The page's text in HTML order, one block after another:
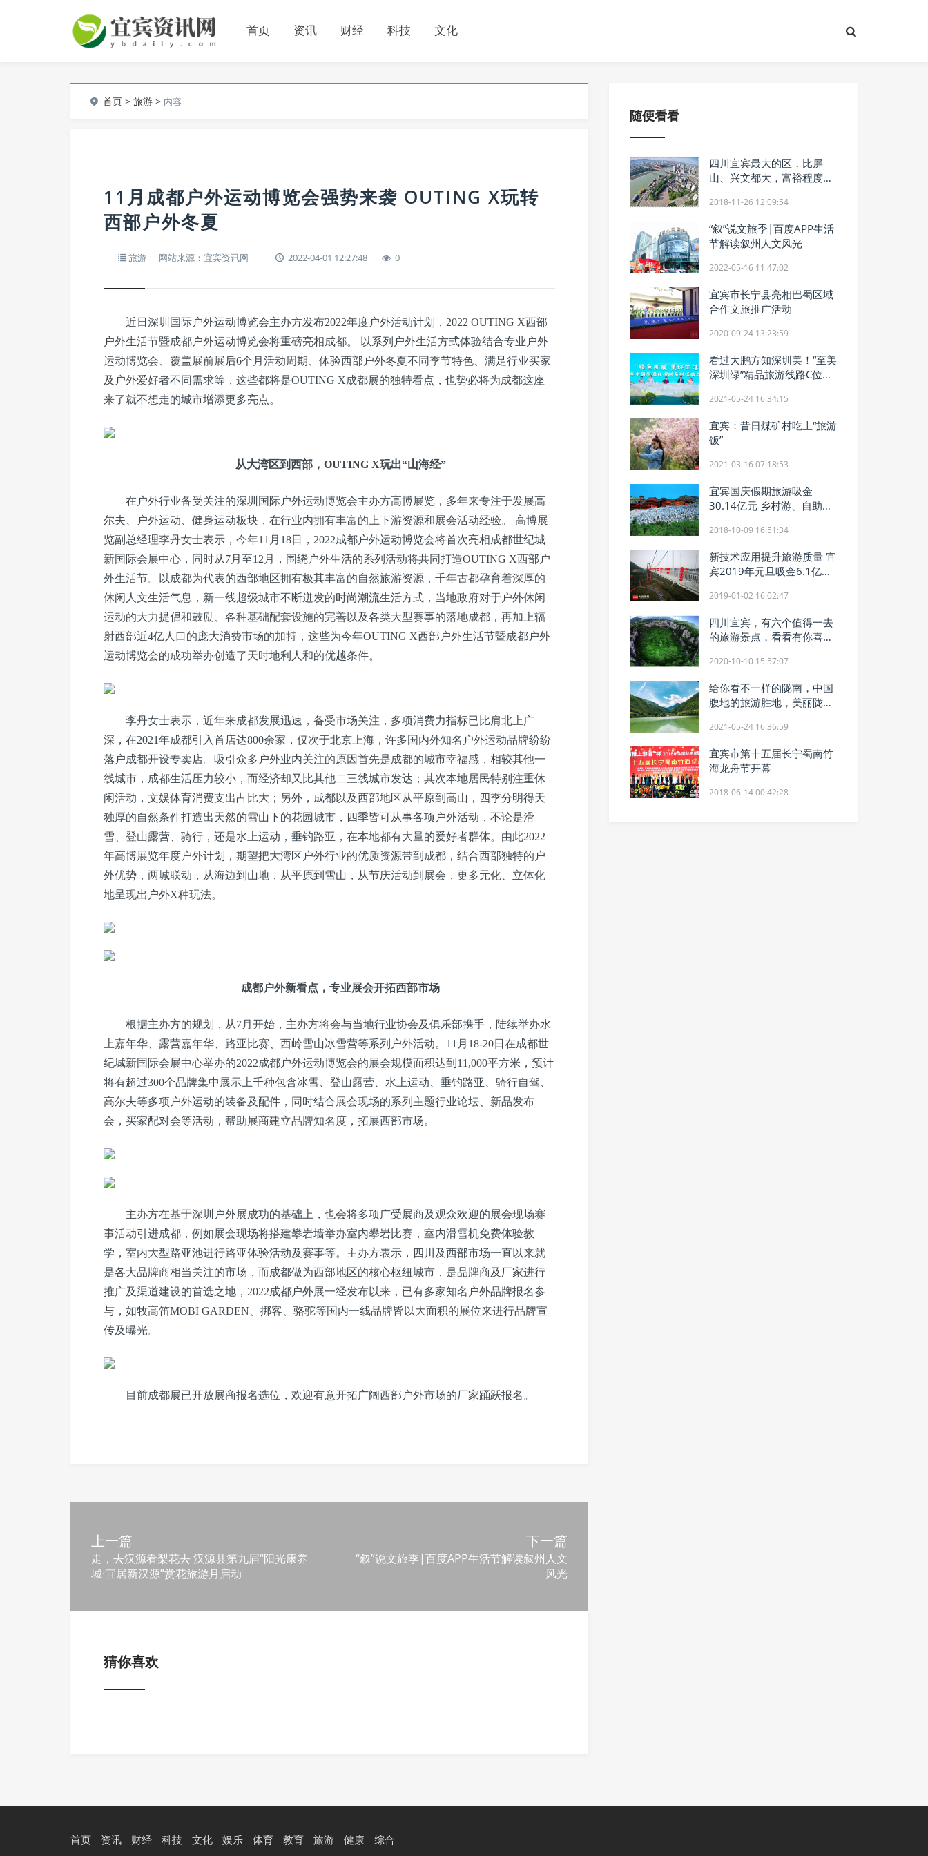
首页 资讯 财经 科技 文化
首页 >旅游 > 内容
11月成都户外运动博览会强势来袭 OUTING X玩转
西部户外冬夏
旅游 网站来源：宜宾资讯网 2022-04-01 12:27:48 0
近日深圳国际户外运动博览会主办方发布2022年度户外活动计划，2022 OUTING X西部
户外生活节暨成都户外运动博览会将重磅亮相成都。 以系列户外生活方式体验结合专业户外
运动博览会、覆盖展前展后6个月活动周期、体验西部户外冬夏不同季节特色、满足行业买家
及户外爱好者不同需求等，这些都将是OUTING X成都展的独特看点，也势必将为成都这座
来了就不想走的城市增添更多亮点。
从大湾区到西部，OUTING X玩出“山海经”
在户外行业备受关注的深圳国际户外运动博览会主办方高博展览，多年来专注于发展高
尔夫、户外运动、健身运动板块，在行业内拥有丰富的上下游资源和展会活动经验。 高博展
览副总经理李丹女士表示，今年11月18日，2022成都户外运动博览会将首次亮相成都世纪城
新国际会展中心，同时从7月至12月，围绕户外生活的系列活动将共同打造OUTING X西部户
外生活节。以成都为代表的西部地区拥有极其丰富的自然旅游资源，千年古都孕育着深厚的
休闲人文生活气息，新一线超级城市不断迸发的时尚潮流生活方式，当地政府对于户外休闲
运动的大力提倡和鼓励、各种基础配套设施的完善以及各类大型赛事的落地成都，再加上辐
射西部近4亿人口的庞大消费市场的加持，这些为今年OUTING X西部户外生活节暨成都户外
运动博览会的成功举办创造了天时地利人和的优越条件。
李丹女士表示，近年来成都发展迅速，备受市场关注，多项消费力指标已比肩北上广
深，在2021年成都引入首店达800余家，仅次于北京上海，许多国内外知名户外运动品牌纷纷
落户成都开设专卖店。吸引众多户外业内关注的原因首先是成都的城市幸福感，相较其他一
线城市，成都生活压力较小，而经济却又比其他二三线城市发达；其次本地居民特别注重休
闲活动，文娱体育消费支出占比大；另外，成都以及西部地区从平原到高山，四季分明得天
独厚的自然条件打造出天然的雪山下的花园城市，四季皆可从事各项户外活动，不论是滑
雪、登山露营、骑行，还是水上运动，垂钓路亚，在本地都有大量的爱好者群体。由此2022
年高博展览年度户外计划，期望把大湾区户外行业的优质资源带到成都，结合西部独特的户
外优势，两城联动，从海边到山地，从平原到雪山，从节庆活动到展会，更多元化、立体化
地呈现出户外X种玩法。
成都户外新看点，专业展会开拓西部市场
根据主办方的规划，从7月开始，主办方将会与当地行业协会及俱乐部携手，陆续举办水
上嘉年华、露营嘉年华、路亚比赛、西岭雪山冰雪营等系列户外活动。11月18-20日在成都世
纪城新国际会展中心举办的2022成都户外运动博览会的展会规模面积达到11,000平方米，预计
将有超过300个品牌集中展示上千种包含冰雪、登山露营、水上运动、垂钓路亚、骑行自驾、
高尔夫等多项户外运动的装备及配件，同时结合展会现场的系列主题行业论坛、新品发布
会，买家配对会等活动，帮助展商建立品牌知名度，拓展西部市场。
主办方在基于深圳户外展成功的基础上，也会将多项广受展商及观众欢迎的展会现场赛
事活动引进成都，例如展会现场将搭建攀岩墙举办室内攀岩比赛，室内滑雪机免费体验教
学，室内大型路亚池进行路亚体验活动及赛事等。主办方表示，四川及西部市场一直以来就
是各大品牌商相当关注的市场，而成都做为西部地区的核心枢纽城市，是品牌商及厂家进行
推广及渠道建设的首选之地，2022成都户外展一经发布以来，已有多家知名户外品牌报名参
与，如牧高笛MOBI GARDEN、挪客、骆驼等国内一线品牌皆以大面积的展位来进行品牌宣
传及曝光。
目前成都展已开放展商报名选位，欢迎有意开拓广阔西部户外市场的厂家踊跃报名。
上一篇
走，去汉源看梨花去 汉源县第九届“阳光康养
城·宜居新汉源”赏花旅游月启动
下一篇
“叙”说文旅季|百度APP生活节解读叙州人文
风光
猜你喜欢
随便看看
四川宜宾最大的区，比屏
山、兴文都大，富裕程度却
2018-11-26 12:09:54
“叙”说文旅季|百度APP生活
节解读叙州人文风光
2022-05-16 11:47:02
宜宾市长宁县亮相巴蜀区域
合作文旅推广活动
2020-09-24 13:23:59
看过大鹏方知深圳美！“至美
深圳绿”精品旅游线路C位出
2021-05-24 16:34:15
宜宾：昔日煤矿村吃上“旅游
饭”
2021-03-16 07:18:53
宜宾国庆假期旅游吸金
30.14亿元 乡村游、自助游
2018-10-09 16:51:34
新技术应用提升旅游质量 宜
宾2019年元旦吸金6.1亿元
2019-01-02 16:02:47
四川宜宾，有六个值得一去
的旅游景点，看看有你喜欢
2020-10-10 15:57:07
给你看不一样的陇南，中国
腹地的旅游胜地，美丽陇
2021-05-24 16:36:59
宜宾市第十五届长宁蜀南竹
海龙舟节开幕
2018-06-14 00:42:28
首页 资讯 财经 科技 文化 娱乐 体育 教育 旅游 健康 综合